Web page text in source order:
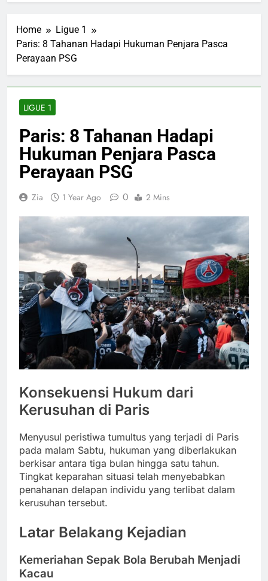
Home
Ligue 1
Paris: 8 Tahanan Hadapi Hukuman Penjara Pasca
Perayaan PSG
LIGUE 1
Paris: 8 Tahanan Hadapi
Hukuman Penjara Pasca
Perayaan PSG
Zia 1 Year Ago 0 2 Mins
Konsekuensi Hukum dari
Kerusuhan di Paris
Menyusul peristiwa tumultus yang terjadi di Paris
pada malam Sabtu, hukuman yang diberlakukan
berkisar antara tiga bulan hingga satu tahun.
Tingkat keparahan situasi telah menyebabkan
penahanan delapan individu yang terlibat dalam
kerusuhan tersebut.
Latar Belakang Kejadian
Kemeriahan Sepak Bola Berubah Menjadi
Kacau